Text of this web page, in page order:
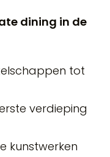
dining in de
tot
verdieping
kunstwerken